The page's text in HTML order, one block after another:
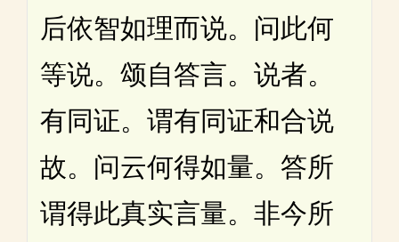
后依智如理而说。问此何
等说。颂自答言。说者。
有同证。谓有同证和合说
故。问云何得如量。答所
谓得此真实言量。非今所